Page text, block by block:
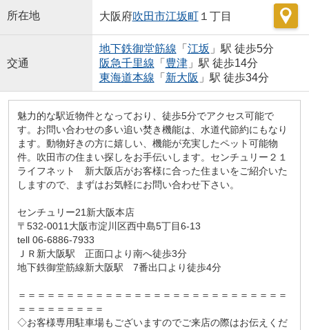
所在地 大阪府吹田市江坂町１丁目
交通
地下鉄御堂筋線 「 江坂 」駅 徒歩5分
阪急千里線 「 豊津」駅 徒歩14分
東海道本線 「 新大阪 」駅 徒歩34分
魅力的な駅近物件となっており、徒歩5分でアクセス可能で
す。お問い合わせの多い追い焚き機能は、水道代節約にもなり
ます。動物好きの方に嬉しい、機能が充実したペット可能物
件。吹田市の住まい探しをお手伝いします。センチュリー２１
ライフネット 新大阪店がお客様に合った住まいをご紹介いた
しますので、まずはお気軽にお問い合わせ下さい。
センチュリー21新大阪本店
〒532-0011大阪市淀川区西中島5丁目6-13
tell 06-6886-7933
ＪＲ新大阪駅 正面口より南へ徒歩3分
地下鉄御堂筋線新大阪駅 7番出口より徒歩4分
＝＝＝＝＝＝＝＝＝＝＝＝＝＝＝＝＝＝＝＝＝＝＝＝＝＝＝＝
＝＝＝＝＝＝＝＝＝
◇お客様専用駐車場もございますのでご来店の際はお伝えくだ